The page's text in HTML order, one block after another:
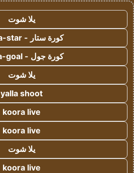
يلا شوت
كورة ستار - koora-star
كورة جول - koora-goal
يلا شوت
yalla shoot
koora live
koora live
يلا شوت
koora live